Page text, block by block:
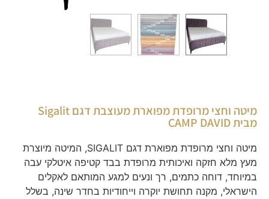
מיטה וחצי מרופדת מפוארת מעוצבת דגם Sigalit
מבית CAMP DAVID
מיטה וחצי מרופדת מפוארת דגם SIGALIT, המיטה מיוצרת
מעץ מלא חזקה ואיכותית מרופדת בבד קטיפה איטלקי עבה
במיוחד, דוחה כתמים, רך ונעים למגע המותאם לאקלים
הישראלי, מקנה תחושת יוקרה וייחודיות בחדר שינה, בשלל